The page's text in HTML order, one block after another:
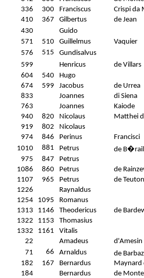
336
300 Franciscus
Crispi da
410
367 Gilbertus
de Jean
430
Guido
571
510 Guillelmus
Vaquier
576
515
Gundisalvus
599
Henricus
de Villars
604
540
Hugo
674
599 Jacobus
de Urrea
833
Joannes
di Siena
763
Joannes
Kaiode
940
820 Nicolaus
Matthei
919
802
Nicolaus
974
846 Perinus
Francisci
1010
881 Petrus de B�rail
975
847
Petrus
1086
860 Petrus
de
1107
965 Petrus
de
1226
Raynaldus
1254
1095
Romanus
1313
1146 Theodericus
de
1322
1153
Thomasius
1332
1161
Vitalis
22
Amadeus
d'Amesin
71
66 Arnaldus
de
182
167 Bernardus
Maynard
184
Bernardus
de